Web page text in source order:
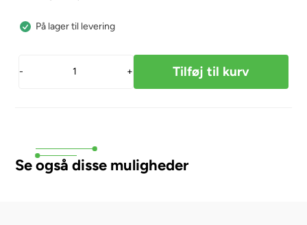
På lager til levering
- +
Se også disse muligheder